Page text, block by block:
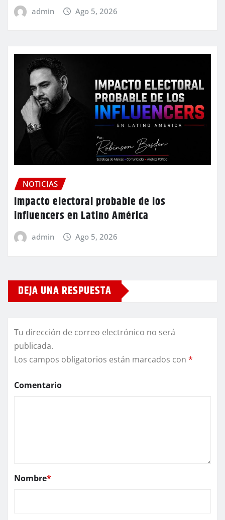
admin Ago 5, 2026
NOTICIAS
Impacto electoral probable de los
influencers en Latino América
admin Ago 5, 2026
DEJA UNA RESPUESTA
Tu dirección de correo electrónico no será
publicada.
Los campos obligatorios están marcados con *
Comentario
Nombre*